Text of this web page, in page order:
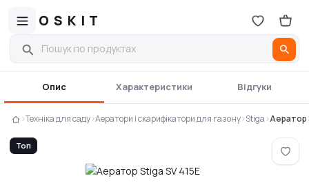
OSKIT
Опис Характеристики Відгуки
›Техніка для саду›Аератори і скарифікатори для газону›Stiga›Аератор
Топ